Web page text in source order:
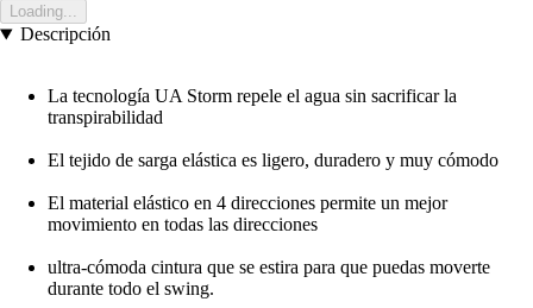
Loading...
Descripción
La tecnología UA Storm repele el agua sin sacrificar la
transpirabilidad
El tejido de sarga elástica es ligero, duradero y muy cómodo
El material elástico en 4 direcciones permite un mejor
movimiento en todas las direcciones
ultra-cómoda cintura que se estira para que puedas moverte
durante todo el swing.